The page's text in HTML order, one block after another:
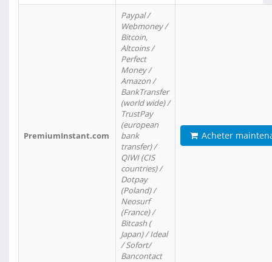
PremiumInstant.com
Paypal /
Webmoney /
Bitcoin,
Altcoins /
Perfect
Money /
Amazon /
BankTransfer
(world wide) /
TrustPay
(european
bank
transfer) /
QIWI (CIS
countries) /
Dotpay
(Poland) /
Neosurf
(France) /
Bitcash (
Japan) / Ideal
/ Sofort/
Bancontact
Acheter